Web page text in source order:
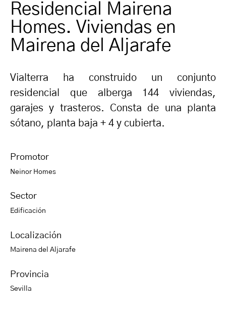
Promotor
Neinor Homes
Sector
Edificación
Localización
Mairena del Aljarafe
Provincia
Sevilla
Residencial Mairena
Homes. Viviendas en
Mairena del Aljarafe
Vialterra ha construido un conjunto
residencial que alberga 144 viviendas,
garajes y trasteros. Consta de una planta
sótano, planta baja + 4 y cubierta.